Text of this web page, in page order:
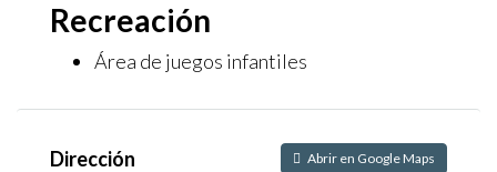
Recreación
Área de juegos infantiles
Dirección Abrir en Google Maps